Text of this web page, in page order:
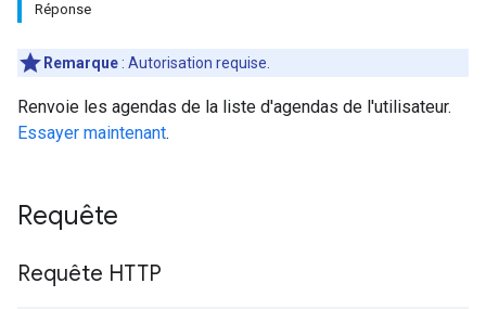
Réponse
Remarque : Autorisation requise.
Renvoie les agendas de la liste d'agendas de l'utilisateur.
Essayer maintenant.
Requête
Requête HTTP